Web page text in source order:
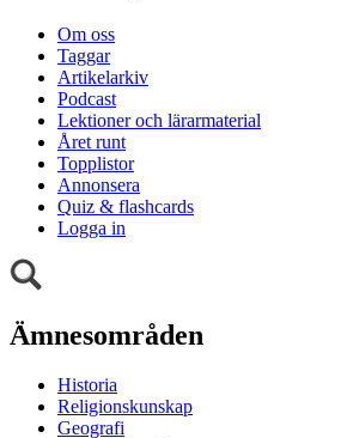
Om oss
Taggar
Artikelarkiv
Podcast
Lektioner och lärarmaterial
Året runt
Topplistor
Annonsera
Quiz & flashcards
Logga in
Ämnesområden
Historia
Religionskunskap
Geografi